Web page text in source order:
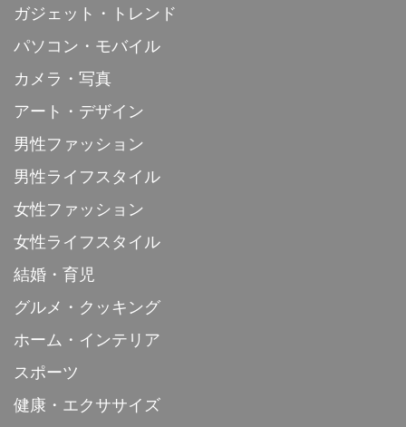
ガジェット・トレンド
パソコン・モバイル
カメラ・写真
アート・デザイン
男性ファッション
男性ライフスタイル
女性ファッション
女性ライフスタイル
結婚・育児
グルメ・クッキング
ホーム・インテリア
スポーツ
健康・エクササイズ